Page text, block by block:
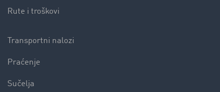
Rute i troškovi
Transportni nalozi
Praćenje
Sučelja